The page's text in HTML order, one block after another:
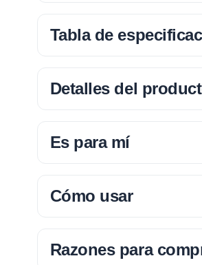
Tabla de
Detalles del
Es para mí
Cómo usar
Razones para